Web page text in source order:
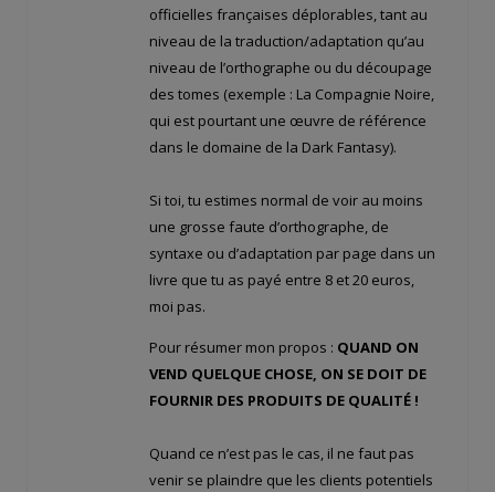
officielles françaises déplorables, tant au
niveau de la traduction/adaptation qu’au
niveau de l’orthographe ou du découpage
des tomes (exemple : La Compagnie Noire,
qui est pourtant une œuvre de référence
dans le domaine de la Dark Fantasy).
Si toi, tu estimes normal de voir au moins
une grosse faute d’orthographe, de
syntaxe ou d’adaptation par page dans un
livre que tu as payé entre 8 et 20 euros,
moi pas.
Pour résumer mon propos : QUAND ON
VEND QUELQUE CHOSE, ON SE DOIT DE
FOURNIR DES PRODUITS DE QUALITÉ !
Quand ce n’est pas le cas, il ne faut pas
venir se plaindre que les clients potentiels